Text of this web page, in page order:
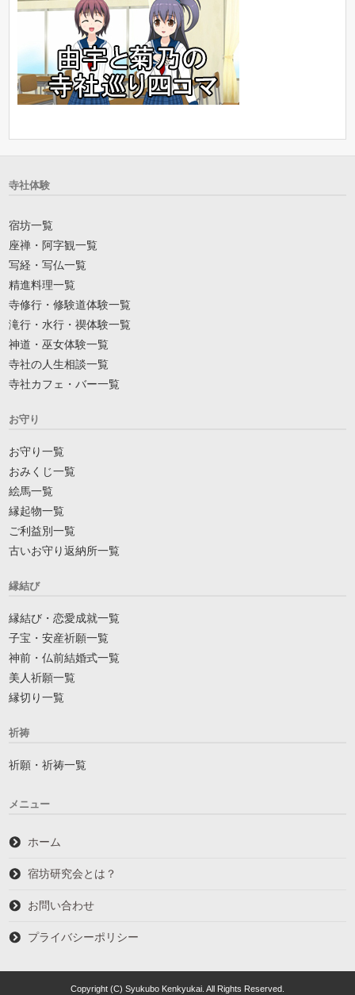
寺社体験
宿坊一覧
座禅・阿字観一覧
写経・写仏一覧
精進料理一覧
寺修行・修験道体験一覧
滝行・水行・禊体験一覧
神道・巫女体験一覧
寺社の人生相談一覧
寺社カフェ・バー一覧
お守り
お守り一覧
おみくじ一覧
絵馬一覧
縁起物一覧
ご利益別一覧
古いお守り返納所一覧
縁結び
縁結び・恋愛成就一覧
子宝・安産祈願一覧
神前・仏前結婚式一覧
美人祈願一覧
縁切り一覧
祈祷
祈願・祈祷一覧
メニュー
ホーム
宿坊研究会とは？
お問い合わせ
プライバシーポリシー
Copyright (C) Syukubo Kenkyukai. All Rights Reserved.